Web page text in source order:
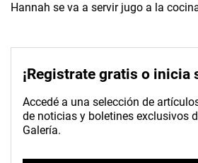
Hannah se va a servir jugo a la
¡Registrate gratis o inicia
Accedé a una selección de
de noticias y boletines exclusivos
Galería.